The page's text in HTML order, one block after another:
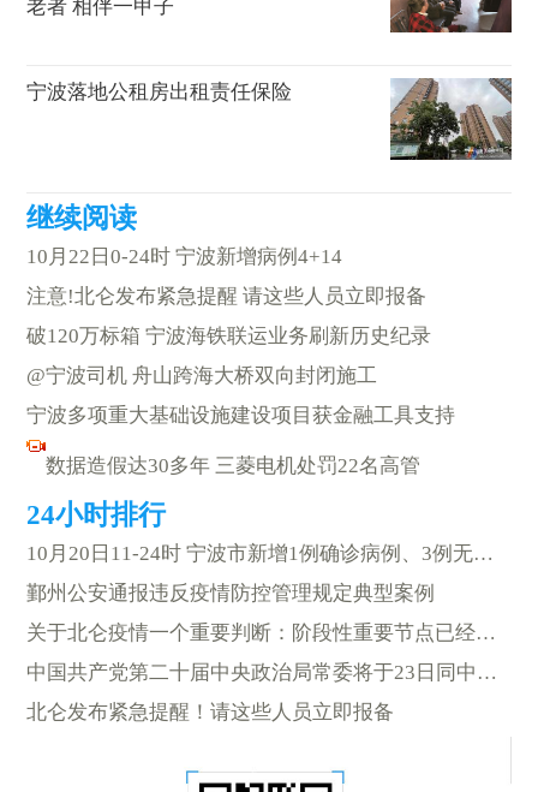
老者 相伴一甲子
宁波落地公租房出租责任保险
10月22日0-24时 宁波新增病例4+14
注意!北仑发布紧急提醒 请这些人员立即报备
破120万标箱 宁波海铁联运业务刷新历史纪录
@宁波司机 舟山跨海大桥双向封闭施工
宁波多项重大基础设施建设项目获金融工具支持
数据造假达30多年 三菱电机处罚22名高管
10月20日11-24时 宁波市新增1例确诊病例、3例无症状感染者
鄞州公安通报违反疫情防控管理规定典型案例
关于北仑疫情一个重要判断：阶段性重要节点已经到来
中国共产党第二十届中央政治局常委将于23日同中外记者见面
北仑发布紧急提醒！请这些人员立即报备